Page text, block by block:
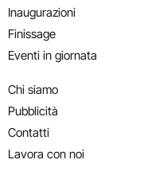
Inaugurazioni
Finissage
Eventi in giornata
Chi siamo
Pubblicità
Contatti
Lavora con noi